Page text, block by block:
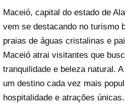
Maceió, capital do estado de
vem se destacando no turismo
praias de águas cristalinas e
Maceió atrai visitantes que
tranquilidade e beleza natural.
um destino cada vez mais
hospitalidade e atrações únicas.